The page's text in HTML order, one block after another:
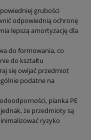
grubości
odpowiednią ochronę
lepszą amortyzację dla
do formowania, co
do kształtu
się owijać przedmiot
podatne na
pianka PE
że przedmioty są
ryzyko